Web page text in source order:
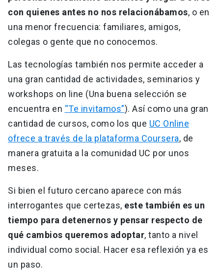
con quienes antes no nos relacionábamos, o en
una menor frecuencia: familiares, amigos,
colegas o gente que no conocemos.
Las tecnologías también nos permite acceder a
una gran cantidad de actividades, seminarios y
workshops on line (Una buena selección se
encuentra en “Te invitamos”). Así como una gran
cantidad de cursos, como los que UC Online
ofrece a través de la plataforma Coursera, de
manera gratuita a la comunidad UC por unos
meses.
Si bien el futuro cercano aparece con más
interrogantes que certezas, este también es un
tiempo para detenernos y pensar respecto de
qué cambios queremos adoptar, tanto a nivel
individual como social. Hacer esa reflexión ya es
un paso.